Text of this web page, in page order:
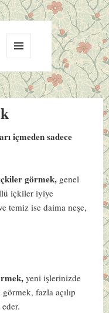
VE
BILEŞENLER
içmeden sadece
görmek, genel
içkiler iyiye
temiz ise daima neşe,
yeni işlerinizde
görmek, fazla açılıp